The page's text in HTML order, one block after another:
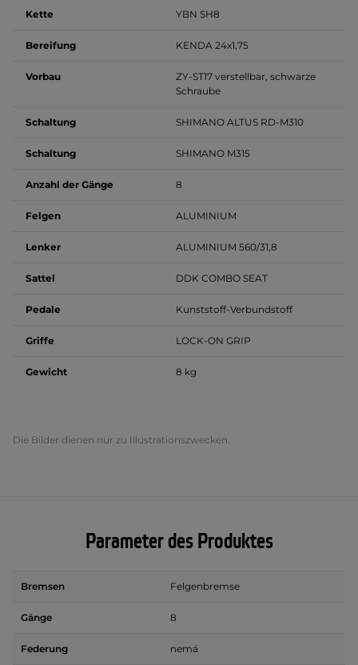
Kette YBN SH8
Bereifung KENDA 24x1,75
Vorbau
ZY-ST17 verstellbar, schwarze
Schraube
Schaltung SHIMANO ALTUS RD-M310
Schaltung SHIMANO M315
Anzahl der Gänge 8
Felgen ALUMINIUM
Lenker ALUMINIUM 560/31,8
Sattel DDK COMBO SEAT
Pedale Kunststoff-Verbundstoff
Griffe LOCK-ON GRIP
Gewicht 8 kg
Die Bilder dienen nur zu Illustrationszwecken.
Parameter des Produktes
Bremsen Felgenbremse
Gänge 8
Federung nemá